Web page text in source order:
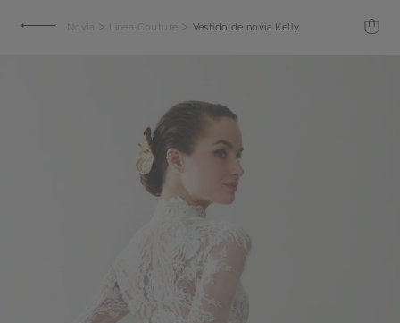
Novia > Linea Couture > Vestido de novia Kelly